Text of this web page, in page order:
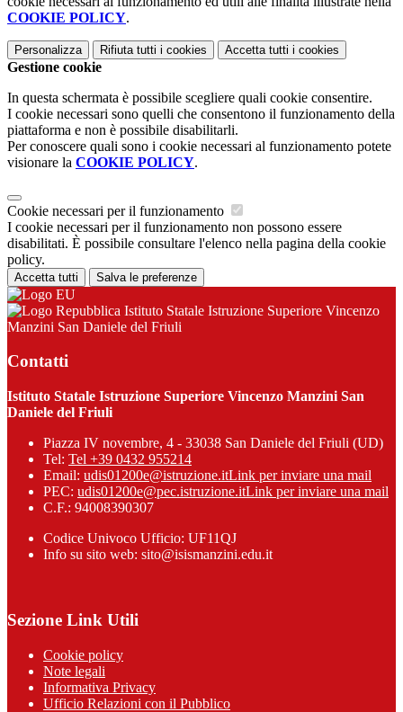
COOKIE POLICY.
Personalizza Rifiuta tutti i cookies Accetta tutti i cookies
Gestione cookie
In questa schermata è possibile scegliere quali cookie consentire.
I cookie necessari sono quelli che consentono il funzionamento della
piattaforma e non è possibile disabilitarli.
Per conoscere quali sono i cookie necessari al funzionamento potete
visionare la COOKIE POLICY.
Cookie necessari per il funzionamento
I cookie necessari per il funzionamento non possono essere
disabilitati. È possibile consultare l'elenco nella pagina della cookie
policy.
Accetta tutti Salva le preferenze
Istituto Statale Istruzione Superiore Vincenzo
Manzini San Daniele del Friuli
Contatti
Istituto Statale Istruzione Superiore Vincenzo Manzini San
Daniele del Friuli
Piazza IV novembre, 4 - 33038 San Daniele del Friuli (UD)
Tel: Tel +39 0432 955214
Email: udis01200e@istruzione.itLink per inviare una mail
PEC: udis01200e@pec.istruzione.itLink per inviare una mail
C.F.: 94008390307
Codice Univoco Ufficio: UF11QJ
Info su sito web: sito@isismanzini.edu.it
Sezione Link Utili
Cookie policy
Note legali
Informativa Privacy
Ufficio Relazioni con il Pubblico